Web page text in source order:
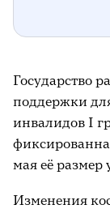
Государство
поддержки
инвалидов I
мая её размер
Изменения